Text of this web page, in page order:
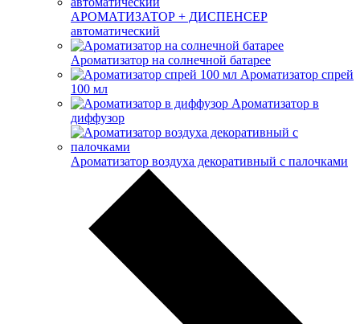
АРОМАТИЗАТОР + ДИСПЕНСЕР
автоматический
Ароматизатор на солнечной батарее
Ароматизатор спрей
100 мл
Ароматизатор в
диффузор
Ароматизатор воздуха декоративный с палочками